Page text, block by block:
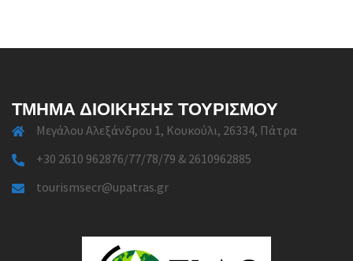
ΤΜΉΜΑ ΔΙΟΊΚΗΣΗΣ ΤΟΥΡΙΣΜΟΎ
Μεγάλου Αλεξάνδρου 1, Κουκούλι, 26334, Πάτρα
+30 2610 962876/77/78/79 & 2610962885
tourismsecr@upatras.gr